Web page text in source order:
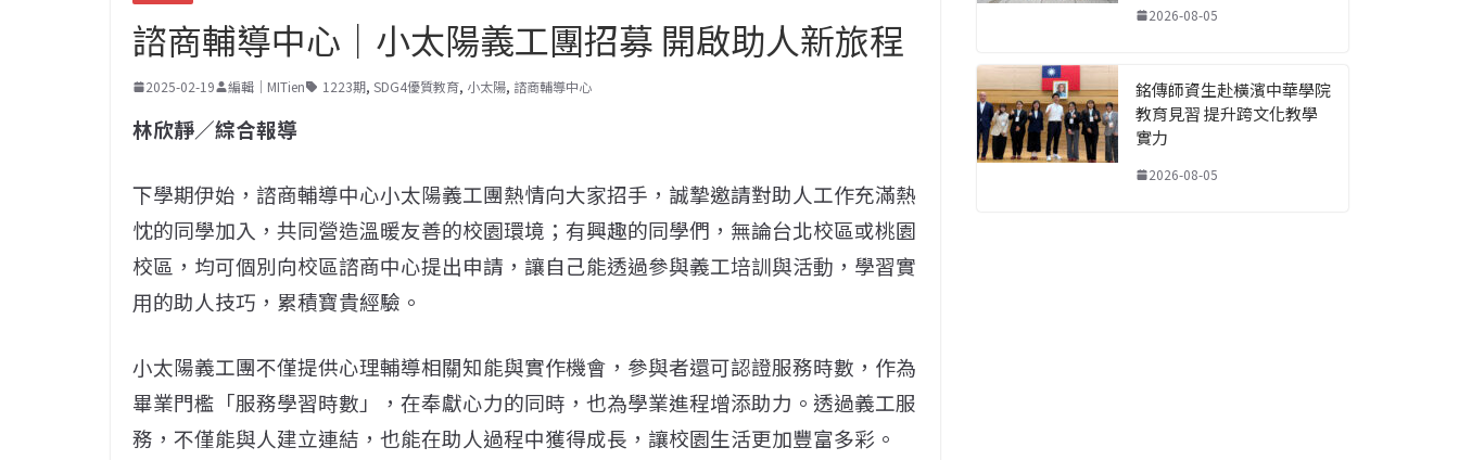
諮商輔導中心｜小太陽義工團招募 開啟助人新旅程
2025-02-19 編輯｜MITien 1223期, SDG4優質教育, 小太陽, 諮商輔導中心
林欣靜／綜合報導
下學期伊始，諮商輔導中心小太陽義工團熱情向大家招手，誠摯邀請對助人工作充滿熱
忱的同學加入，共同營造溫暖友善的校園環境；有興趣的同學們，無論台北校區或桃園
校區，均可個別向校區諮商中心提出申請，讓自己能透過參與義工培訓與活動，學習實
用的助人技巧，累積寶貴經驗。
小太陽義工團不僅提供心理輔導相關知能與實作機會，參與者還可認證服務時數，作為
畢業門檻「服務學習時數」，在奉獻心力的同時，也為學業進程增添助力。透過義工服
務，不僅能與人建立連結，也能在助人過程中獲得成長，讓校園生活更加豐富多彩。
2026-08-05
銘傳師資生赴橫濱中華學院
教育見習 提升跨文化教學
實力
2026-08-05